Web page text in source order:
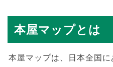
本屋マップとは
本屋マップは、日本全国